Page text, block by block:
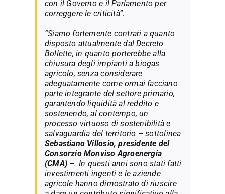
con il Governo e il Parlamento per
correggere le criticità”.
“Siamo fortemente contrari a quanto
disposto attualmente dal Decreto
Bollette, in quanto porterebbe alla
chiusura degli impianti a biogas
agricolo, senza considerare
adeguatamente come ormai facciano
parte integrante del settore primario,
garantendo liquidità al reddito e
sostenendo, al contempo, un
processo virtuoso di sostenibilità e
salvaguardia del territorio – sottolinea
Sebastiano Villosio, presidente del
Consorzio Monviso Agroenergia
(CMA) –. In questi anni sono stati fatti
investimenti ingenti e le aziende
agricole hanno dimostrato di riuscire